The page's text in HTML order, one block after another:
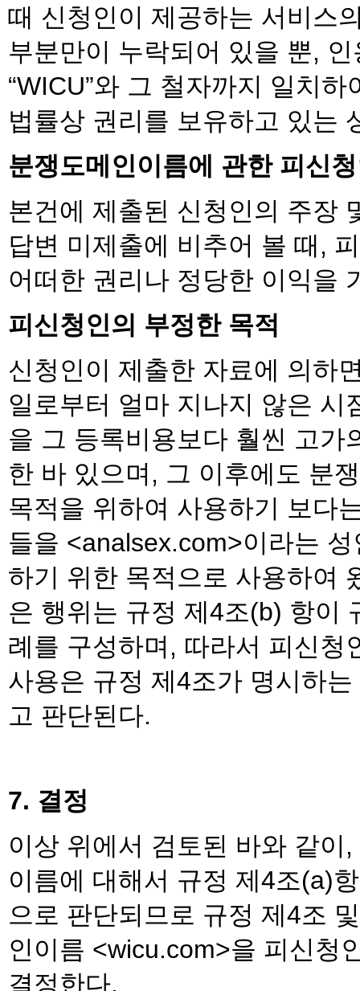
때 신청인이 제공하는 서비스
부분만이 누락되어 있을 뿐,
“WICU”와 그 철자까지 일치
법률상 권리를 보유하고 있는
분쟁도메인이름에 관한 피신
본건에 제출된 신청인의 주장
답변 미제출에 비추어 볼 때,
어떠한 권리나 정당한 이익을
피신청인의 부정한 목적
신청인이 제출한 자료에 의하
일로부터 얼마 지나지 않은 시
을 그 등록비용보다 훨씬 고
한 바 있으며, 그 이후에도 분
목적을 위하여 사용하기 보다
들을 <analsex.com>이라는
하기 위한 목적으로 사용하여
은 행위는 규정 제4조(b) 항이
례를 구성하며, 따라서 피신청
사용은 규정 제4조가 명시하
고 판단된다.
7. 결정
이상 위에서 검토된 바와 같
이름에 대해서 규정 제4조(a)
으로 판단되므로 규정 제4조
인이름 <wicu.com>을 피신청
결정한다.